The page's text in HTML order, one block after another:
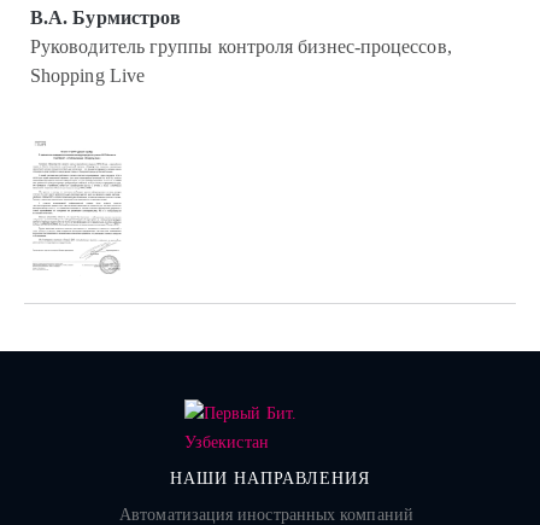
В.А. Бурмистров
Руководитель группы контроля бизнес-процессов,
Shopping Live
НАШИ НАПРАВЛЕНИЯ
Автоматизация иностранных компаний